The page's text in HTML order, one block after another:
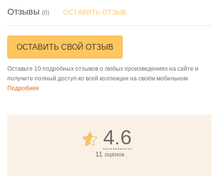
Отзывы (0) ОСТАВИТЬ ОТЗЫВ
ОСТАВИТЬ СВОЙ ОТЗЫВ
Оставьте 10 подробных отзывов о любых произведениях на сайте и
получите полный доступ ко всей коллекции на своём мобильном
Подробнее
4.6
11 оценок